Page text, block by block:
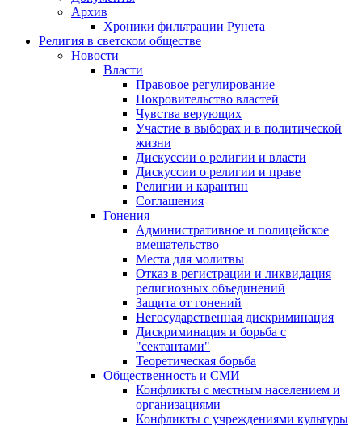
Архив
Хроники фильтрации Рунета
Религия в светском обществе
Новости
Власти
Правовое регулирование
Покровительство властей
Чувства верующих
Участие в выборах и в политической
жизни
Дискуссии о религии и власти
Дискуссии о религии и праве
Религии и карантин
Соглашения
Гонения
Административное и полицейское
вмешательство
Места для молитвы
Отказ в регистрации и ликвидация
религиозных объединений
Защита от гонений
Негосударственная дискриминация
Дискриминация и борьба с
"сектантами"
Теоретическая борьба
Общественность и СМИ
Конфликты с местным населением и
организациями
Конфликты с учреждениями культуры